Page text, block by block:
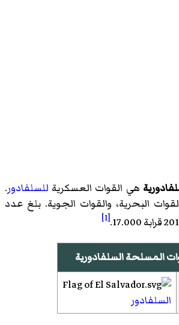
هي القوات العسكرية للسلفادور.
البحرية، والقوات الجوية. بلغ عدد
[1]
المسلحة السلفادورية
السلفادور